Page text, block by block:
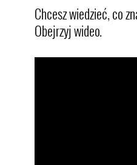
Chcesz wiedzieć, co
Obejrzyj wideo.